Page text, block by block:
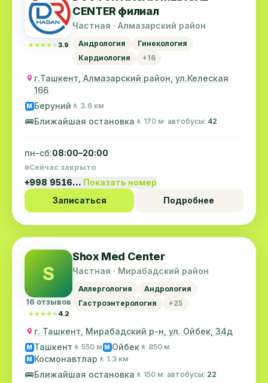
★★★★★
★★★★★3.9
CENTER филиал
Частная · Алмазарский район
Андрология
Гинекология
Кардиология
+16
г.Ташкент, Алмазарский район, ул.Келеская
166
M Беруний 🚶 3.6 км
🚌Ближайшая остановка 🚶 170 м· автобусы: 42
пн–сб:08:00–20:00
Сейчас закрыто
+998 9516… Показать номер
Записаться
Подробнее
S
16 отзывов
★★★★★
★★★★★ 4.2
Shox Med Center
Частная · Мирабадский район
Аллергология
Андрология
Гастроэнтерология
+25
г. Ташкент, Мирабадский р-н, ул. Ойбек, 34д
M Ташкент 🚶 550 м M Ойбек 🚶 850 м
M Космонавтлар 🚶 1.3 км
🚌Ближайшая остановка 🚶 150 м· автобусы: 22